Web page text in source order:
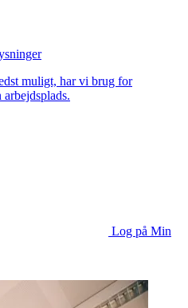
muligt, har vi brug for
Log på Min